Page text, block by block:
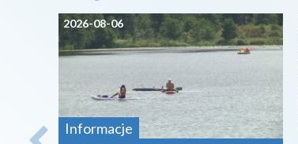
2026-08-06
Informacje